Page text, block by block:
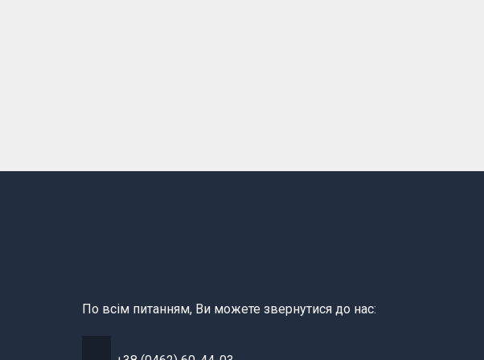
По всім питанням, Ви можете звернутися до нас: